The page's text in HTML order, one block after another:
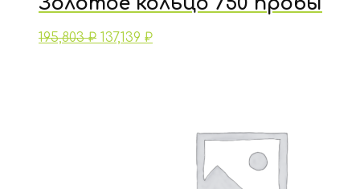
195,803₽ 137,139 ₽